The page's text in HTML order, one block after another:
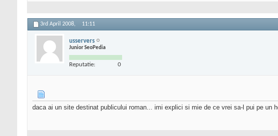
3rd April 2008, 11:11
usservers
Junior SeoPedia
Reputatie: 0
daca ai un site destinat publicului roman... imi explici si mie de ce vrei sa-l pui pe un